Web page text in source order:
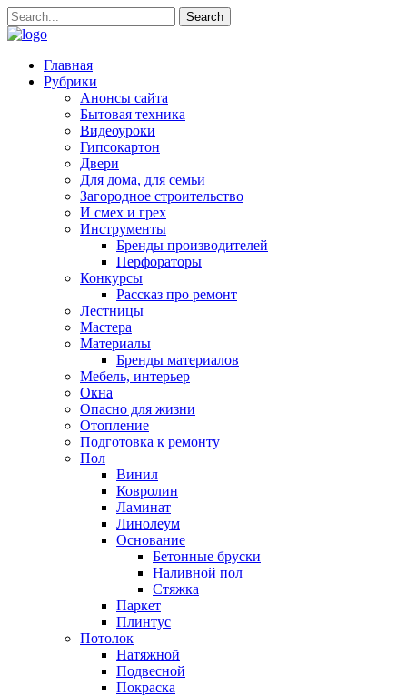
Главная
Рубрики
Анонсы сайта
Бытовая техника
Видеоуроки
Гипсокартон
Двери
Для дома, для семьи
Загородное строительство
И смех и грех
Инструменты
Бренды производителей
Перфораторы
Конкурсы
Рассказ про ремонт
Лестницы
Мастера
Материалы
Бренды материалов
Мебель, интерьер
Окна
Опасно для жизни
Отопление
Подготовка к ремонту
Пол
Винил
Ковролин
Ламинат
Линолеум
Основание
Бетонные бруски
Наливной пол
Стяжка
Паркет
Плинтус
Потолок
Натяжной
Подвесной
Покраска